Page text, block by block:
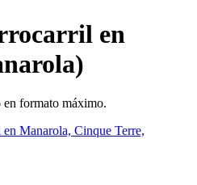
en
formato máximo.